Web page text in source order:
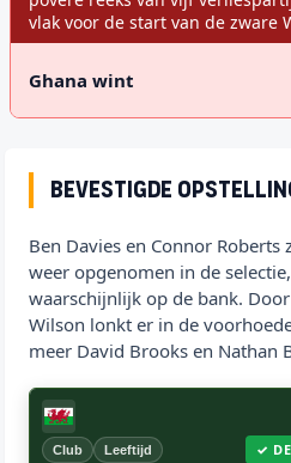
vlak voor de start van de zware
Ghana wint
Bevestigde
Ben Davies en Connor Roberts
weer opgenomen in de
waarschijnlijk op de bank.
Wilson lonkt er in de
meer David Brooks en Nathan
Club Leeftijd ✓